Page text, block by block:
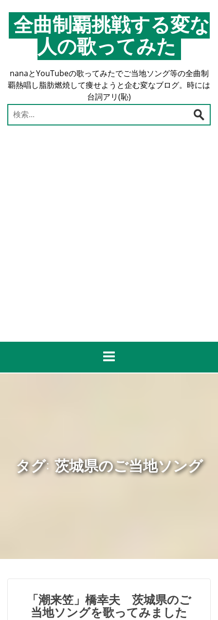
全曲制覇挑戦する変な
人の歌ってみた
nanaとYouTubeの歌ってみたでご当地ソング等の全曲制
覇熱唱し脂肪燃焼して痩せようと企む変なブログ。時には
台詞アリ(恥)
検
索:
タグ: 茨城県のご当地ソング
「潮来笠」橋幸夫 茨城県のご
当地ソングを歌ってみました